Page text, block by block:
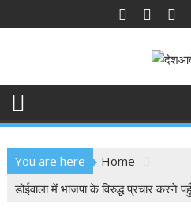
to
You are here
Home
डोईवाला में भाजपा के विरुद्ध प्रचार करने